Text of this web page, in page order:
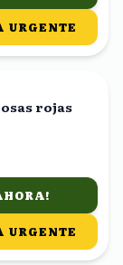
URGENTE
rojas
URGENTE